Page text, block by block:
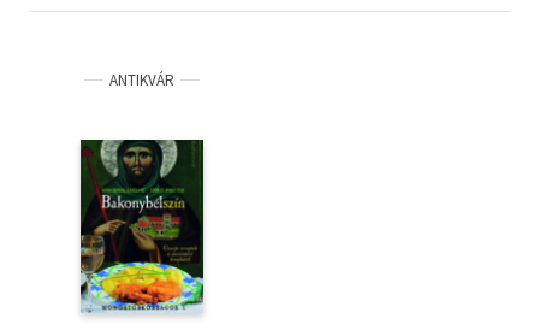
ANTIKVÁR